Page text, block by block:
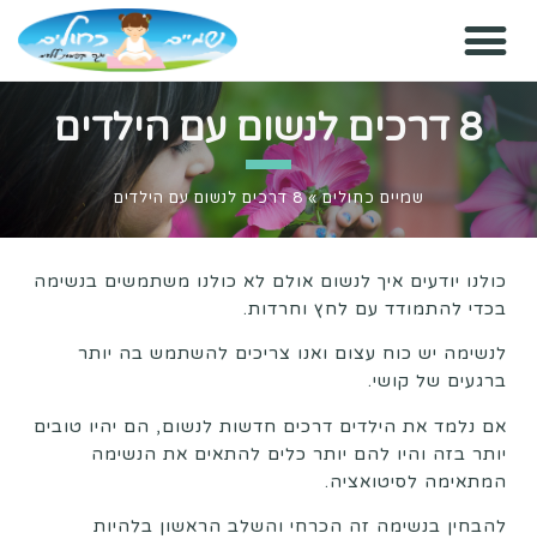
8 דרכים לנשום עם הילדים
שמיים כחולים»8 דרכים לנשום עם הילדים
כולנו יודעים איך לנשום אולם לא כולנו משתמשים בנשימה
בכדי להתמודד עם לחץ וחרדות.
לנשימה יש כוח עצום ואנו צריכים להשתמש בה יותר
ברגעים של קושי.
אם נלמד את הילדים דרכים חדשות לנשום, הם יהיו טובים
יותר בזה והיו להם יותר כלים להתאים את הנשימה
המתאימה לסיטואציה.
להבחין בנשימה זה הכרחי והשלב הראשון בלהיות